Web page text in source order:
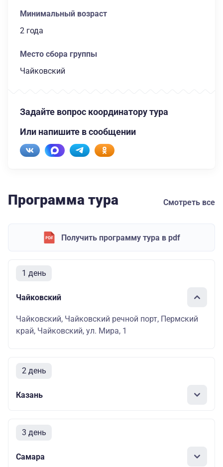
Минимальный возраст
2 года
Место сбора группы
Чайковский
Задайте вопрос координатору тура
Или напишите в сообщении
Программа тура Смотреть все
Получить программу тура в pdf
1 день
Чайковский
Чайковский, Чайковский речной порт, Пермский
край, Чайковский, ул. Мира, 1
2 день
Казань
3 день
Самара